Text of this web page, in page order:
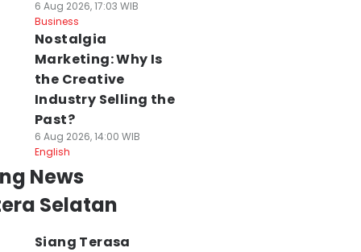
6 Aug 2026, 17:03 WIB
Business
Nostalgia
Marketing: Why Is
the Creative
Industry Selling the
Past?
6 Aug 2026, 14:00 WIB
English
News
Selatan
Siang Terasa